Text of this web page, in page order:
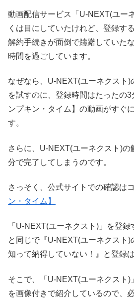
動画配信サービス「U-NEXT(ユー
くは目にしていたけれど、登録す
解約手続きが面倒で躊躇していた
時間を過ごしています。
なぜなら、U-NEXT(ユーネクスト)
を試すのに、登録時間はたったの
ンプキン・タイム】の動画がすぐ
す。
さらに、U-NEXT(ユーネクスト)の
分で完了してしまうのです。
さっそく、公式サイトでの確認は
ン・タイム】
「U-NEXT(ユーネクスト)」を登
と同じで『U-NEXT(ユーネクスト)
知って納得していない！』と登録
そこで、「U-NEXT(ユーネクスト)
を画像付きで紹介しているので、